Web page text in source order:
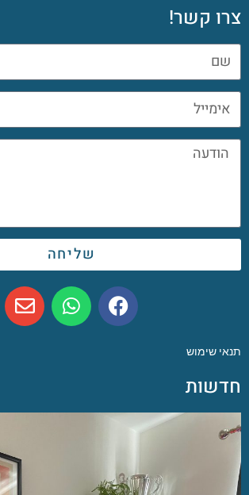
צרו קשר!
שליחה
תנאי שימוש
חדשות